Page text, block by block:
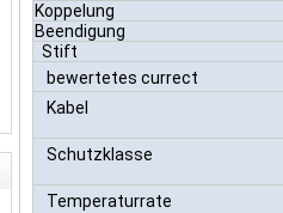
Koppelung
Beendigung
Stift
bewertetes currect
Kabel
Schutzklasse
Temperaturrate